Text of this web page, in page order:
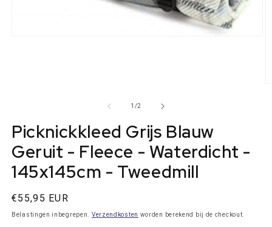
1 /van
2
Picknickkleed Grijs Blauw
Geruit - Fleece - Waterdicht -
145x145cm - Tweedmill
Normale
prijs
€55,95 EUR
Belastingen inbegrepen. Verzendkosten worden berekend bij de checkout.